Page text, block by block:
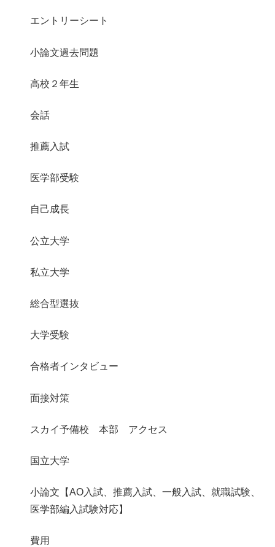
エントリーシート
小論文過去問題
高校２年生
会話
推薦入試
医学部受験
自己成長
公立大学
私立大学
総合型選抜
大学受験
合格者インタビュー
面接対策
スカイ予備校 本部 アクセス
国立大学
小論文【AO入試、推薦入試、一般入試、就職試験、
医学部編入試験対応】
費用